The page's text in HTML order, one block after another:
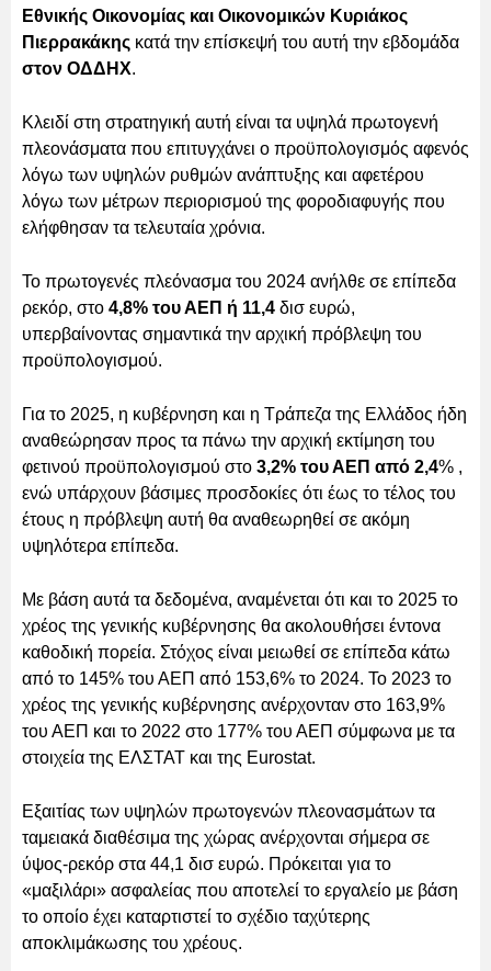
Εθνικής Οικονομίας και Οικονομικών Κυριάκος
Πιερρακάκης κατά την επίσκεψή του αυτή την εβδομάδα
στον ΟΔΔΗΧ.
Κλειδί στη στρατηγική αυτή είναι τα υψηλά πρωτογενή
πλεονάσματα που επιτυγχάνει ο προϋπολογισμός αφενός
λόγω των υψηλών ρυθμών ανάπτυξης και αφετέρου
λόγω των μέτρων περιορισμού της φοροδιαφυγής που
ελήφθησαν τα τελευταία χρόνια.
Το πρωτογενές πλεόνασμα του 2024 ανήλθε σε επίπεδα
ρεκόρ, στο 4,8% του ΑΕΠ ή 11,4 δισ ευρώ,
υπερβαίνοντας σημαντικά την αρχική πρόβλεψη του
προϋπολογισμού.
Για το 2025, η κυβέρνηση και η Τράπεζα της Ελλάδος ήδη
αναθεώρησαν προς τα πάνω την αρχική εκτίμηση του
φετινού προϋπολογισμού στο 3,2% του ΑΕΠ από 2,4% ,
ενώ υπάρχουν βάσιμες προσδοκίες ότι έως το τέλος του
έτους η πρόβλεψη αυτή θα αναθεωρηθεί σε ακόμη
υψηλότερα επίπεδα.
Με βάση αυτά τα δεδομένα, αναμένεται ότι και το 2025 το
χρέος της γενικής κυβέρνησης θα ακολουθήσει έντονα
καθοδική πορεία. Στόχος είναι μειωθεί σε επίπεδα κάτω
από το 145% του ΑΕΠ από 153,6% το 2024. Το 2023 το
χρέος της γενικής κυβέρνησης ανέρχονταν στο 163,9%
του ΑΕΠ και το 2022 στο 177% του ΑΕΠ σύμφωνα με τα
στοιχεία της ΕΛΣΤΑΤ και της Eurostat.
Εξαιτίας των υψηλών πρωτογενών πλεονασμάτων τα
ταμειακά διαθέσιμα της χώρας ανέρχονται σήμερα σε
ύψος-ρεκόρ στα 44,1 δισ ευρώ. Πρόκειται για το
«μαξιλάρι» ασφαλείας που αποτελεί το εργαλείο με βάση
το οποίο έχει καταρτιστεί το σχέδιο ταχύτερης
αποκλιμάκωσης του χρέους.